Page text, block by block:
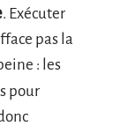
. Exécuter
pas la
: les
pour